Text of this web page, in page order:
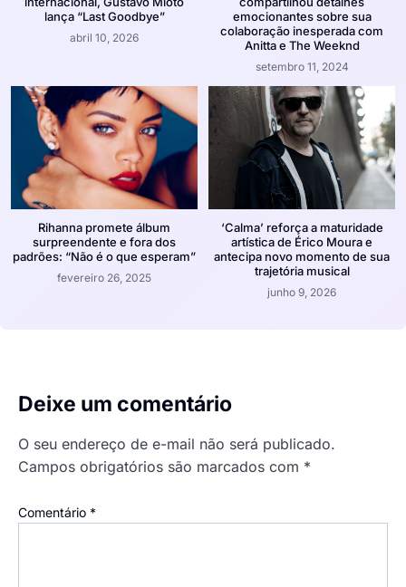
lança “Last Goodbye”
abril 10, 2026
emocionantes sobre sua
colaboração inesperada com
Anitta e The Weeknd
setembro 11, 2024
Rihanna promete álbum
surpreendente e fora dos
padrões: “Não é o que esperam”
fevereiro 26, 2025
‘Calma’ reforça a maturidade
artística de Érico Moura e
antecipa novo momento de sua
trajetória musical
junho 9, 2026
Deixe um comentário
O seu endereço de e-mail não será publicado.
Campos obrigatórios são marcados com *
Comentário *